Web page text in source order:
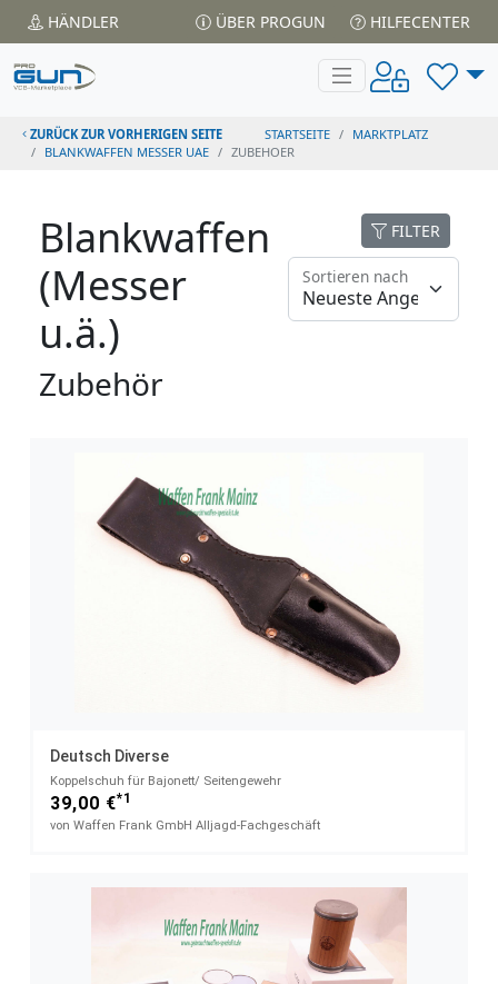
HÄNDLER ÜBER PROGUN HILFECENTER
ZURÜCK ZUR VORHERIGEN SEITE STARTSEITE
MARKTPLATZ
BLANKWAFFEN MESSER UAE
ZUBEHOER
Blankwaffen
(Messer
u.ä.)
Zubehör
FILTER
Sortieren nach
Deutsch Diverse
Koppelschuh für Bajonett/ Seitengewehr
39,00 €*1
von Waffen Frank GmbH Alljagd-Fachgeschäft